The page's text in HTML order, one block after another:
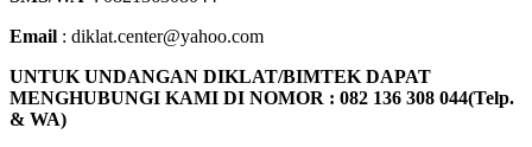
Email : diklat.center@yahoo.com
UNTUK UNDANGAN DIKLAT/BIMTEK DAPAT
MENGHUBUNGI KAMI DI NOMOR : 082 136 308 044(Telp.
& WA)